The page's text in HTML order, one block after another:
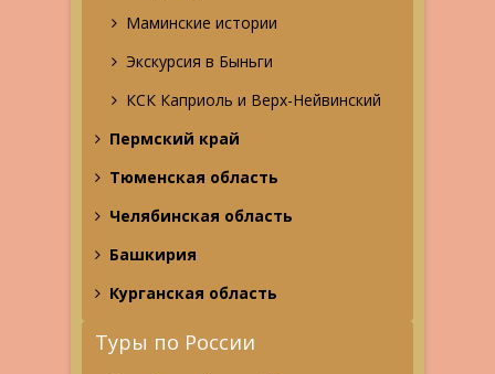
Маминские истории
Экскурсия в Быньги
КСК Каприоль и Верх-Нейвинский
Пермский край
Тюменская область
Челябинская область
Башкирия
Курганская область
Туры по России